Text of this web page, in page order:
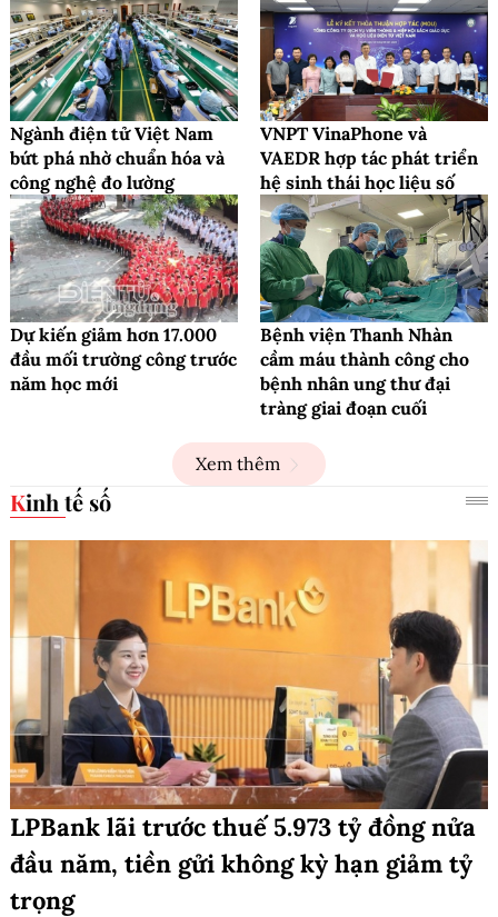
Ngành điện tử Việt Nam
bứt phá nhờ chuẩn hóa và
công nghệ đo lường
VNPT VinaPhone và
VAEDR hợp tác phát triển
hệ sinh thái học liệu số
Dự kiến giảm hơn 17.000
đầu mối trường công trước
năm học mới
Bệnh viện Thanh Nhàn
cầm máu thành công cho
bệnh nhân ung thư đại
tràng giai đoạn cuối
Xem thêm
Kinh tế số
LPBank lãi trước thuế 5.973 tỷ đồng nửa
đầu năm, tiền gửi không kỳ hạn giảm tỷ
trọng